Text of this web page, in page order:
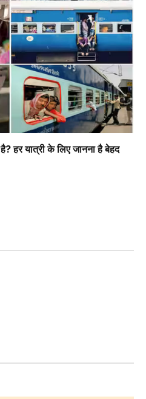
हर यात्री के लिए जानना है बेहद